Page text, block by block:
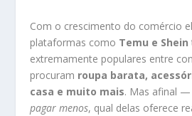
Com o crescimento do comércio
plataformas como Temu e Shein
extremamente populares entre
procuram roupa barata,
casa e muito mais. Mas afinal
pagar menos, qual delas oferece